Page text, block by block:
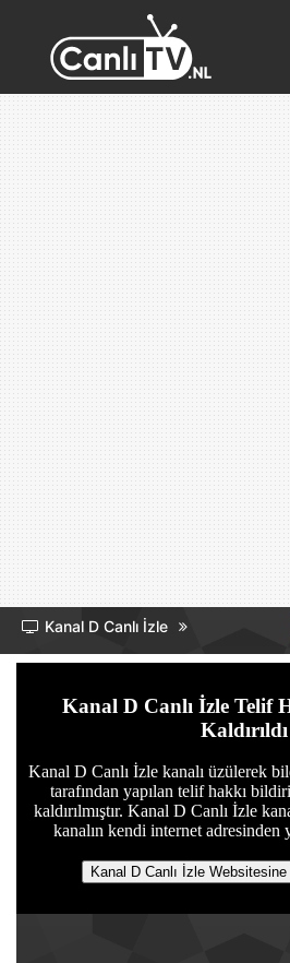
Kanal D Canlı İzle